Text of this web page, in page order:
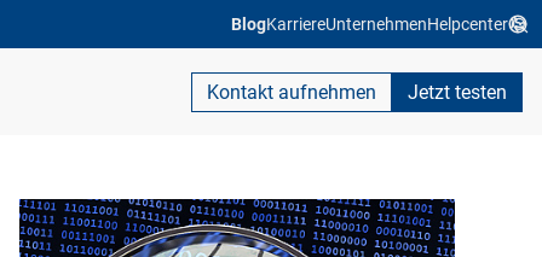
BlogKarriereUnternehmenHelpcenter
Kontakt aufnehmen Jetzt testen